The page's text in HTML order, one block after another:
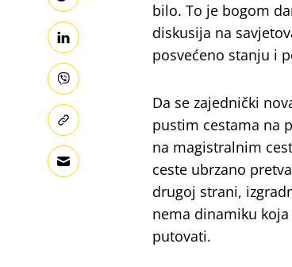
bilo. To je bogom
diskusija na
posvećeno stanju i
Da se zajednički
pustim cestama na
na magistralnim
ceste ubrzano
drugoj strani,
nema dinamiku
putovati.